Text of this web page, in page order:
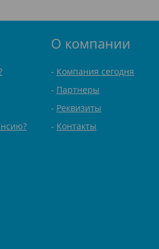
О компании
Компания сегодня
Партнеры
Реквизиты
Контакты